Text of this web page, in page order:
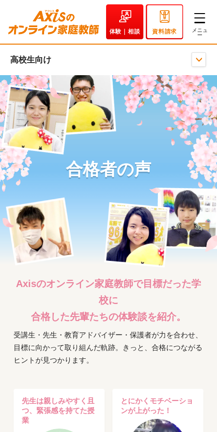
体験｜相談 資料請求
高校生向け
合格者の声
高
校
生
向
け
Axisのオンライン家庭教師で目標だった学
校に
合格した先輩たちの体験談を紹介。
受講生・先生・教育アドバイザー・保護者が力を合わせ、
目標に向かって取り組んだ軌跡。きっと、合格につながる
ヒントが見つかります。
先生は親しみやすく且
つ、緊張感を持てた授
業
とにかくモチベーショ
ンが上がった！